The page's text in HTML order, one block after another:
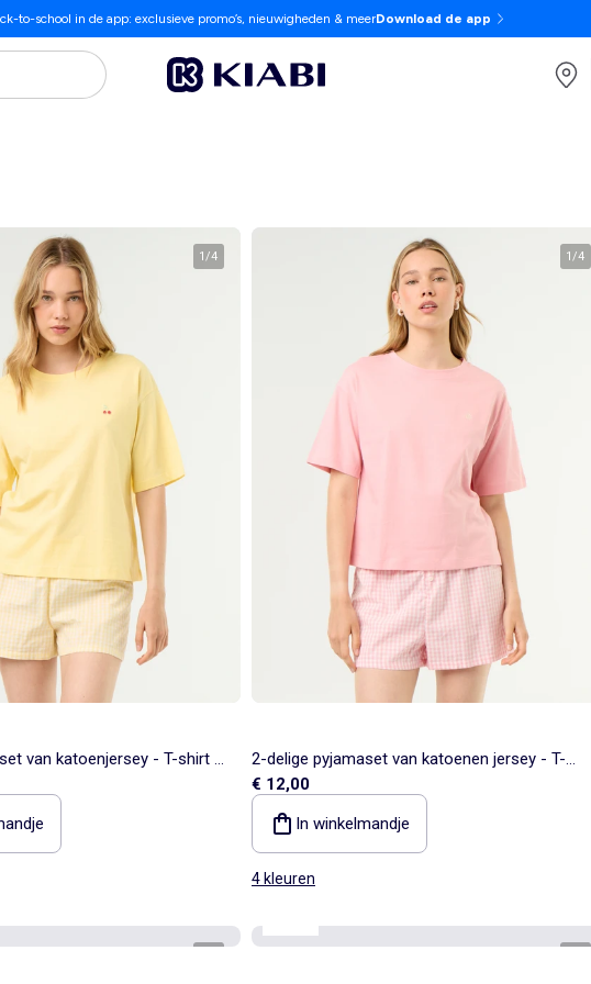
to-school in de app: exclusieve promo’s, nieuwigheden & meerDownload de app
1/4
van katoenjersey - T-shirt +
1/4
2-delige pyjamaset van katoenen jersey - T-
shirt + short
€ 12,00
In winkelmandje
4 kleuren